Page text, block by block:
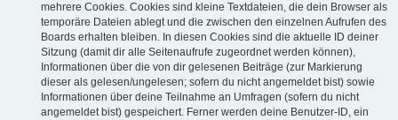
mehrere Cookies. Cookies sind kleine Textdateien, die dein Browser als
temporäre Dateien ablegt und die zwischen den einzelnen Aufrufen des
Boards erhalten bleiben. In diesen Cookies sind die aktuelle ID deiner
Sitzung (damit dir alle Seitenaufrufe zugeordnet werden können),
Informationen über die von dir gelesenen Beiträge (zur Markierung
dieser als gelesen/ungelesen; sofern du nicht angemeldet bist) sowie
Informationen über deine Teilnahme an Umfragen (sofern du nicht
angemeldet bist) gespeichert. Ferner werden deine Benutzer-ID, ein